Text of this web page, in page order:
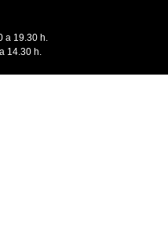
a 19.30 h.
14.30 h.